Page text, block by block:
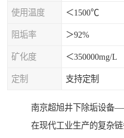
使用温度 ＜1500℃
阻垢率 ＞92%
矿化度 ＜350000mg/L
定制 支持定制
南京超旭井下除垢设备
在现代工业生产的复杂